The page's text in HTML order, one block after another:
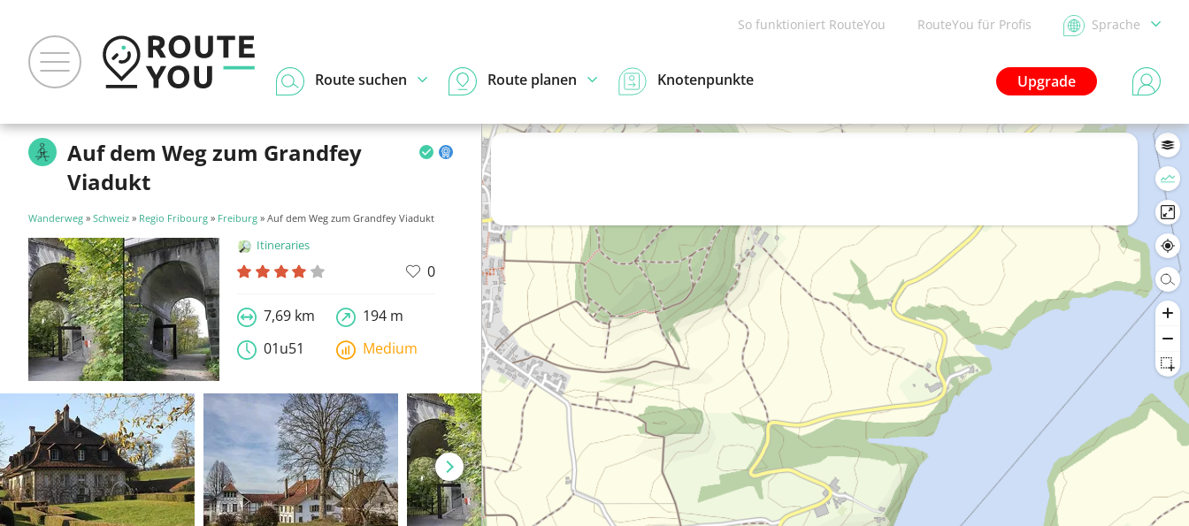
So funktioniert RouteYou RouteYou für Profis Sprache
Upgrade
Route suchen Route planen Knotenpunkte
Auf dem Weg zum Grandfey
Viadukt
Wanderweg » Schweiz » Regio Fribourg » Freiburg » Auf dem Weg zum Grandfey Viadukt
Itineraries
0
7,69 km
194 m
01u51
Medium